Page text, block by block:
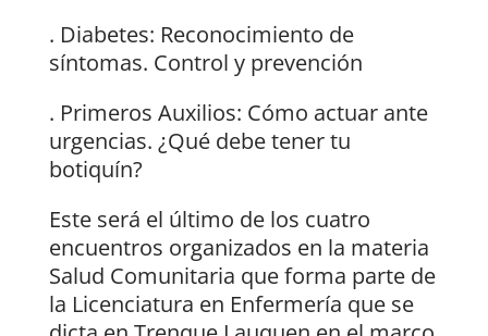
. Diabetes: Reconocimiento de
síntomas. Control y prevención
. Primeros Auxilios: Cómo actuar ante
urgencias. ¿Qué debe tener tu
botiquín?
Este será el último de los cuatro
encuentros organizados en la materia
Salud Comunitaria que forma parte de
la Licenciatura en Enfermería que se